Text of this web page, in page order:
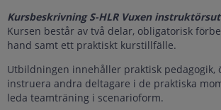
Kursbeskrivning S-HLR Vuxen
Kursen består av två delar, obligatorisk
hand samt ett praktiskt kurstillfälle.
Utbildningen innehåller praktisk pedagogik,
instruera andra deltagare i de praktiska
leda teamträning i scenarioform.